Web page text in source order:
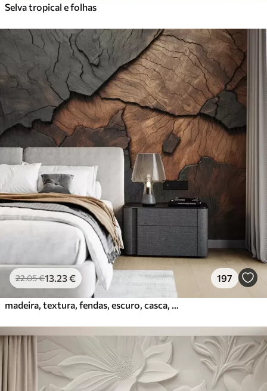
Selva tropical e folhas
22.05€13 .23€ 197